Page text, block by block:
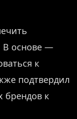
В основе —
к
подтвердил
брендов к